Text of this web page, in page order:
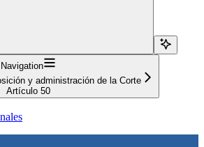
Navigation
y administración de la Corte
Artículo 50